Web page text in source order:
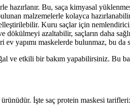
hazırlanır. Bu, saça kimyasal
malzemelerle kolayca
Kuru saçlar için nemlendirici,
dökülmeyi azaltabilir, saçların daha
yapımı maskelerde bulunmaz, bu da
ve etkili bir bakım yapabilirsiniz. Bu
İşte saç protein maskesi tarifleri: